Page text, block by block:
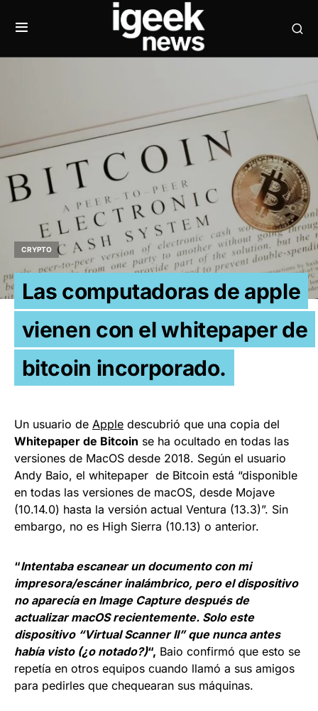
CRYPTO
Las computadoras de apple
vienen con el whitepaper de
bitcoin incorporado.
Un usuario de Apple descubrió que una copia del
Whitepaper de Bitcoin se ha ocultado en todas las
versiones de MacOS desde 2018. Según el usuario
Andy Baio, el whitepaper de Bitcoin está “disponible
en todas las versiones de macOS, desde Mojave
(10.14.0) hasta la versión actual Ventura (13.3)”. Sin
embargo, no es High Sierra (10.13) o anterior.
“Intentaba escanear un documento con mi
impresora/escáner inalámbrico, pero el dispositivo
no aparecía en Image Capture después de
actualizar macOS recientemente. Solo este
dispositivo “Virtual Scanner II” que nunca antes
había visto (¿o notado?)“, Baio confirmó que esto se
repetía en otros equipos cuando llamó a sus amigos
para pedirles que chequearan sus máquinas.